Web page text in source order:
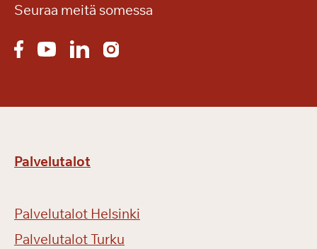
Lataa hinnasto
Seuraa meitä somessa
Palvelutalot
Palvelutalot Helsinki
Palvelutalot Turku